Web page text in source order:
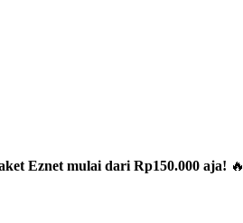
Eznet mulai dari Rp150.000 aja! 🔥